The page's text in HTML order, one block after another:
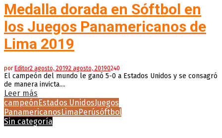
Medalla dorada en Sóftbol en
los Juegos Panamericanos de
Lima 2019
por Editor2 agosto, 20192 agosto, 20190240
El campeón del mundo le ganó 5-0 a Estados Unidos y se consagró
de manera invicta....
Leer más
campeón Estados UnidosJuegos
Panamericanos Lima Perúsóftbol
Sin categoría